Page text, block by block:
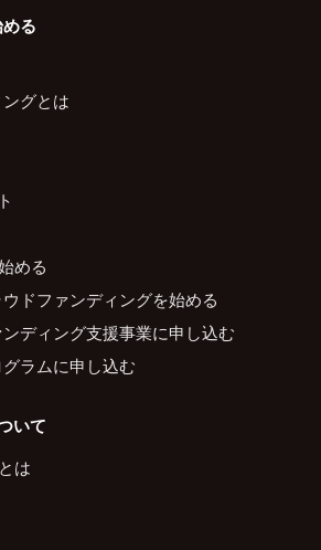
る
グとは
める
ドファンディングを始める
ディング支援事業に申し込む
ラムに申し込む
いて
は